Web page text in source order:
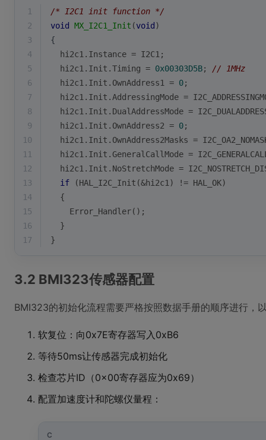
1
/* I2C1 init function */
2
void MX_I2C1_Init (void )
3
{
4
  hi2c1.Instance = I2C1;
5
  hi2c1.Init.Timing =
0x00303D5B; // 1MHz
6
  hi2c1.Init.OwnAddress1 =
0;
7
hi2c1.Init.AddressingMode =
8
hi2c1.Init.DualAddressMode =
9
  hi2c1.Init.OwnAddress2 =
0;
10
hi2c1.Init.OwnAddress2Masks =
11
hi2c1.Init.GeneralCallMode =
12
hi2c1.Init.NoStretchMode =
13
if (HAL_I2C_Init(&hi2c1) != HAL_OK)
14
  {
15
    Error_Handler();
16
  }
17
}
3.2 BMI323传感器配置
BMI323的初始化流程需要严格按照数据手册的顺序进行，
软复位：向0x7E寄存器写入0xB6
等待50ms让传感器完成初始化
检查芯片ID（0x00寄存器应为0x69）
配置加速度计和陀螺仪量程：
C